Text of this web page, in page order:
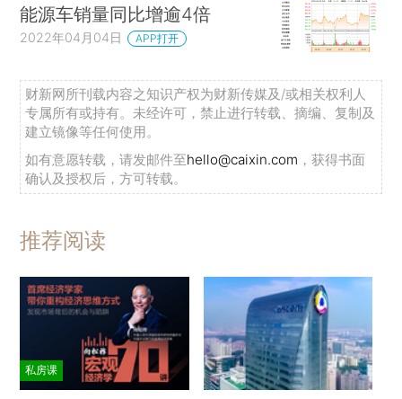
能源车销量同比增逾4倍
2022年04月04日 APP打开
财新网所刊载内容之知识产权为财新传媒及/或相关权利人
专属所有或持有。未经许可，禁止进行转载、摘编、复制及
建立镜像等任何使用。
如有意愿转载，请发邮件至hello@caixin.com ，获得书面
确认及授权后，方可转载。
推荐阅读
私房课